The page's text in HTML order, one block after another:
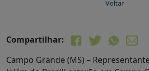
Voltar
Compartilhar:
Campo Grande (MS) –